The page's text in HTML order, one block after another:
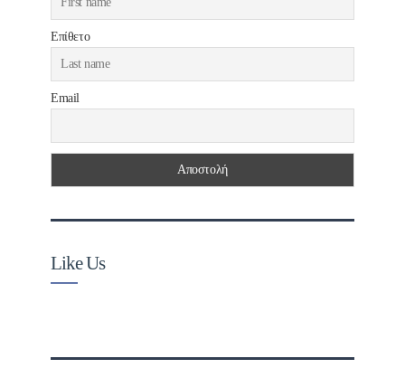
Επίθετο
Email
Like Us